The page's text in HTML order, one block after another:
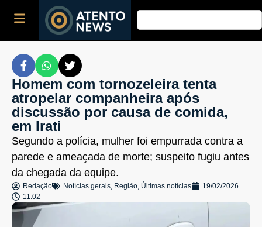
Homem com tornozeleira tenta
atropelar companheira após
discussão por causa de comida,
em Irati
Segundo a polícia, mulher foi empurrada contra a
parede e ameaçada de morte; suspeito fugiu antes
da chegada da equipe.
Redação Notícias gerais, Região, Últimas notícias
19/02/2026
11:02